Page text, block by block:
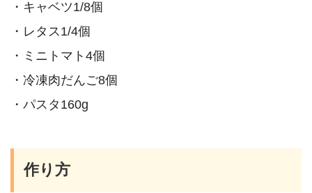
・キャベツ1/8個
・レタス1/4個
・ミニトマト4個
・冷凍肉だんご8個
・パスタ160g
作り方